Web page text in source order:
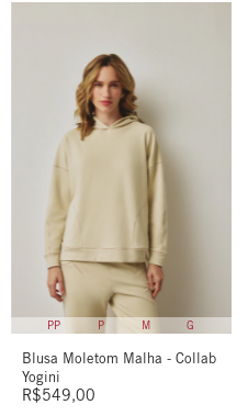
PP P M G
Blusa Moletom Malha - Collab
Yogini
R$549,00